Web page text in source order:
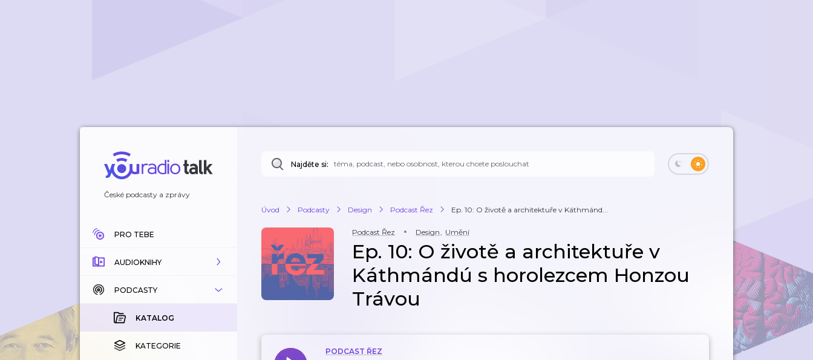
České podcasty a zprávy
PRO TEBE
AUDIOKNIHY
KATALOG
KOUPENÉ
KATEGORIE
PODCASTY
KATALOG
KATEGORIE
Najděte si:
Úvod Podcasty Design Podcast Řez Ep. 10: O životě a architektuře v Káthmánd...
Podcast Řez Design, Umění
Ep. 10: O životě a architektuře v
Káthmándú s horolezcem Honzou
Trávou
PODCAST ŘEZ